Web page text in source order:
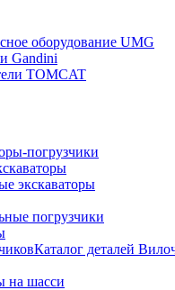
оборудование UMG
Gandini
TOMCAT
погрузчики
экскаваторы
погрузчики
Каталог деталей
на шасси